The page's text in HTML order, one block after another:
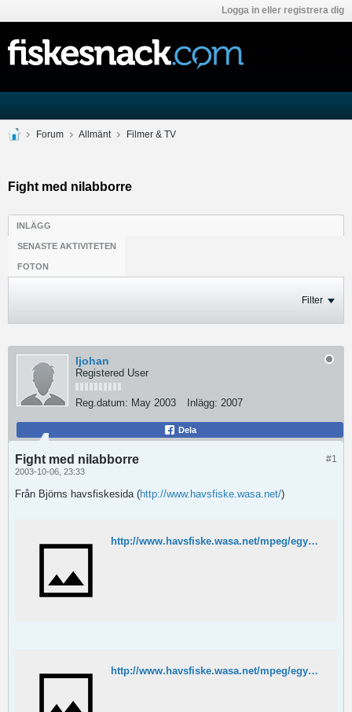
Logga in eller registrera dig
Forum Allmänt Filmer & TV
Fight med nilabborre
INLÄGG
SENASTE AKTIVITETEN
FOTON
Filter
ljohan
Registered User
Reg.datum: May 2003 Inlägg: 2007
Dela
#1
Fight med nilabborre
2003-10-06, 23:33
Från Björns havsfiskesida (http://www.havsfiske.wasa.net/)
http://www.havsfiske.wasa.net/mpeg/egypten/tigerfisk.MPG
http://www.havsfiske.wasa.net/mpeg/egypten/happylanding.MPG